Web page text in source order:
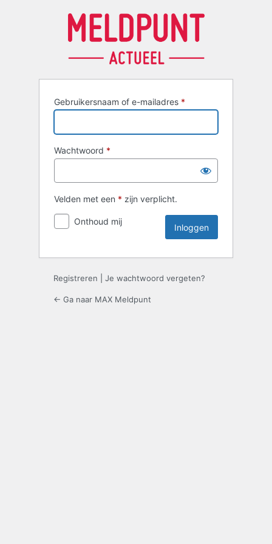
Gebruikersnaam of e-mailadres *
Wachtwoord *
Velden met een * zijn verplicht.
Onthoud mij
Registreren Je wachtwoord vergeten?
← Ga naar MAX Meldpunt